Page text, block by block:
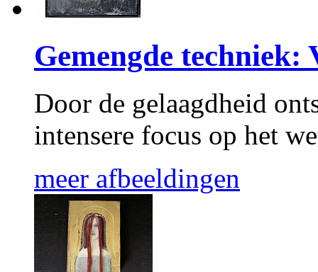
Gemengde techniek:
Door de gelaagdheid
intensere focus op het
meer afbeeldingen